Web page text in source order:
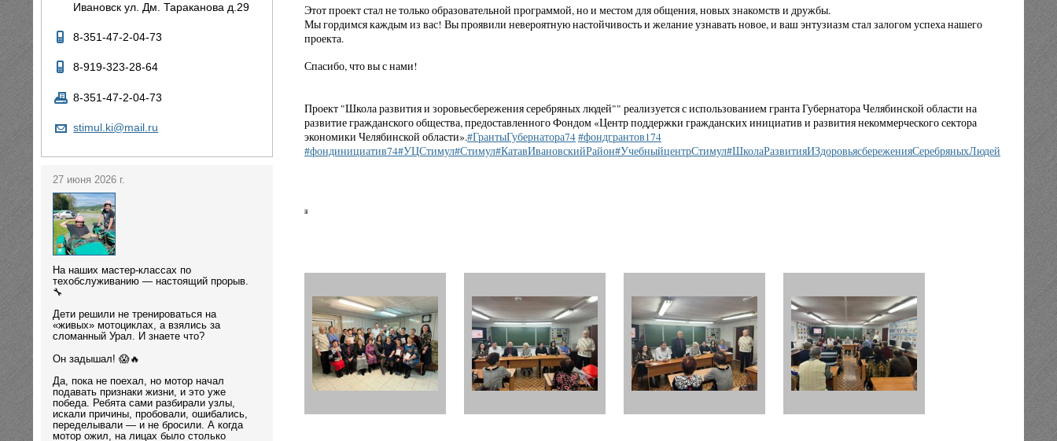
Ивановск ул. Дм. Тараканова д.29
8-351-47-2-04-73
8-919-323-28-64
8-351-47-2-04-73
stimul.ki@mail.ru
27 июня 2026 г.
На наших мастер-классах по
техобслуживанию — настоящий прорыв.
🔧
Дети решили не тренироваться на
«живых» мотоциклах, а взялись за
сломанный Урал. И знаете что?
Он задышал! 😱🔥
Да, пока не поехал, но мотор начал
подавать признаки жизни, и это уже
победа. Ребята сами разбирали узлы,
искали причины, пробовали, ошибались,
переделывали — и не бросили. А когда
мотор ожил, на лицах было столько
Этот проект стал не только образовательной программой, но и местом для общения, новых знакомств и дружбы.
Мы гордимся каждым из вас! Вы проявили невероятную настойчивость и желание узнавать новое, и ваш энтузиазм стал залогом успеха нашего
проекта.
Спасибо, что вы с нами!
Проект "Школа развития и зоровьесбережения серебряных людей"" реализуется с использованием гранта Губернатора Челябинской области на
развитие гражданского общества, предоставленного Фондом «Центр поддержки гражданских инициатив и развития некоммерческого сектора
экономики Челябинской области».#ГрантыГубернатора74#фондгрантов174
#фондинициатив74#УЦСтимул#Стимул#КатавИвановскийРайон#УчебныйцентрСтимул#ШколаРазвитияИЗдоровьясбереженияСеребряныхЛюдей